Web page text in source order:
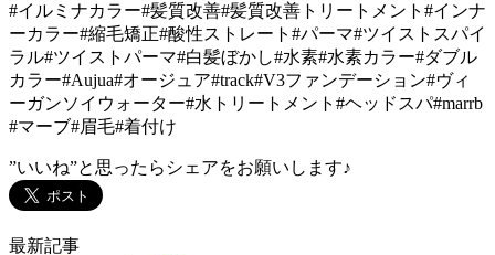
#イルミナカラー#髪質改善#髪質改善トリートメント#インナ
ーカラー#縮毛矯正#酸性ストレート#パーマ#ツイストスパイ
ラル#ツイストパーマ#白髪ぼかし#水素#水素カラー#ダブル
カラー#Aujua#オージュア#track#V3ファンデーション#ヴィ
ーガンソイウォーター#水トリートメント#ヘッドスパ#marrb
#マーブ#眉毛#着付け
”いいね”と思ったらシェアをお願いします♪
最新記事